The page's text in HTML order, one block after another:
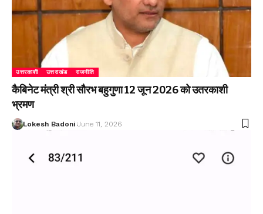
उत्तरकाशी उत्तराखंड राजनीति
कैबिनेट मंत्री श्री सौरभ बहुगुणा 12 जून 2026 को उतरकाशी
भ्रमण
Lokesh Badoni June 11, 2026